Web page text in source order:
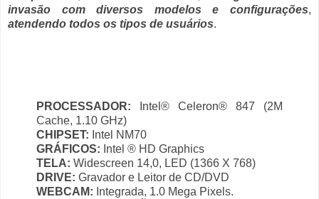
invasão com diversos modelos e configurações,
atendendo todos os tipos de usuários.
PROCESSADOR: Intel® Celeron® 847 (2M
Cache, 1.10 GHz)
CHIPSET: Intel NM70
GRÁFICOS: Intel ® HD Graphics
TELA: Widescreen 14,0, LED (1366 X 768)
DRIVE: Gravador e Leitor de CD/DVD
WEBCAM: Integrada, 1.0 Mega Pixels.